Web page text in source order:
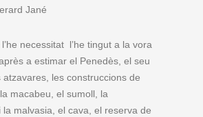
Jané
necessitat l’he tingut a la vora
a estimar el Penedès, el seu
atzavares, les construccions de
macabeu, el sumoll, la
la malvasia, el cava, el reserva de